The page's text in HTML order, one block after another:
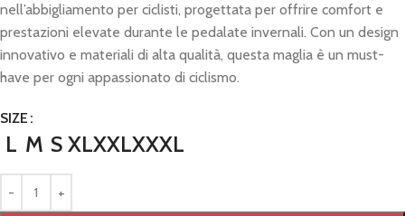
nell’abbigliamento per ciclisti, progettata per offrire comfort e
prestazioni elevate durante le pedalate invernali. Con un design
innovativo e materiali di alta qualità, questa maglia è un must-
have per ogni appassionato di ciclismo.
SIZE
L M S XLXXLXXXL